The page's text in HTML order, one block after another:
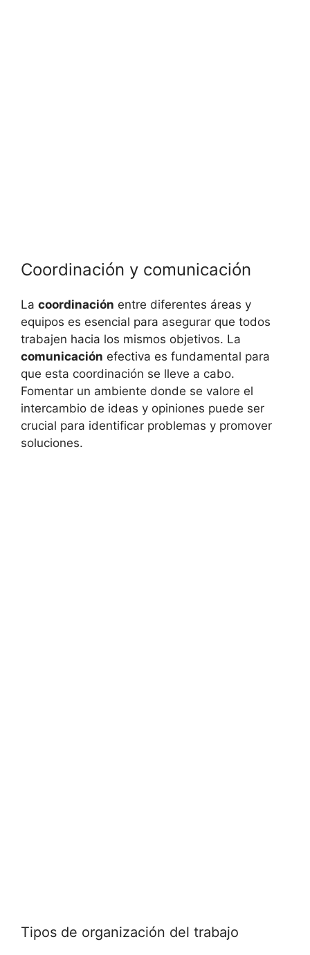
Coordinación y comunicación
La coordinación entre diferentes áreas y
equipos es esencial para asegurar que todos
trabajen hacia los mismos objetivos. La
comunicación efectiva es fundamental para
que esta coordinación se lleve a cabo.
Fomentar un ambiente donde se valore el
intercambio de ideas y opiniones puede ser
crucial para identificar problemas y promover
soluciones.
Tipos de organización del trabajo